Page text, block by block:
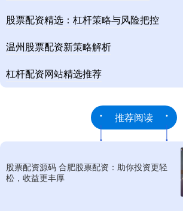
股票配资精选：杠杆策略与风险把控
温州股票配资新策略解析
杠杆配资网站精选推荐
推荐阅读
股票配资源码 合肥股票配资：助你投资更轻
松，收益更丰厚